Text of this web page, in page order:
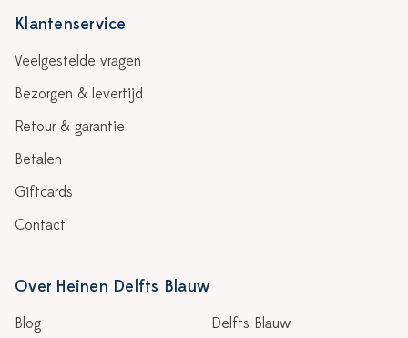
Klantenservice
Veelgestelde vragen
Bezorgen & levertijd
Retour & garantie
Betalen
Giftcards
Contact
Over Heinen Delfts Blauw
Blog Delfts Blauw